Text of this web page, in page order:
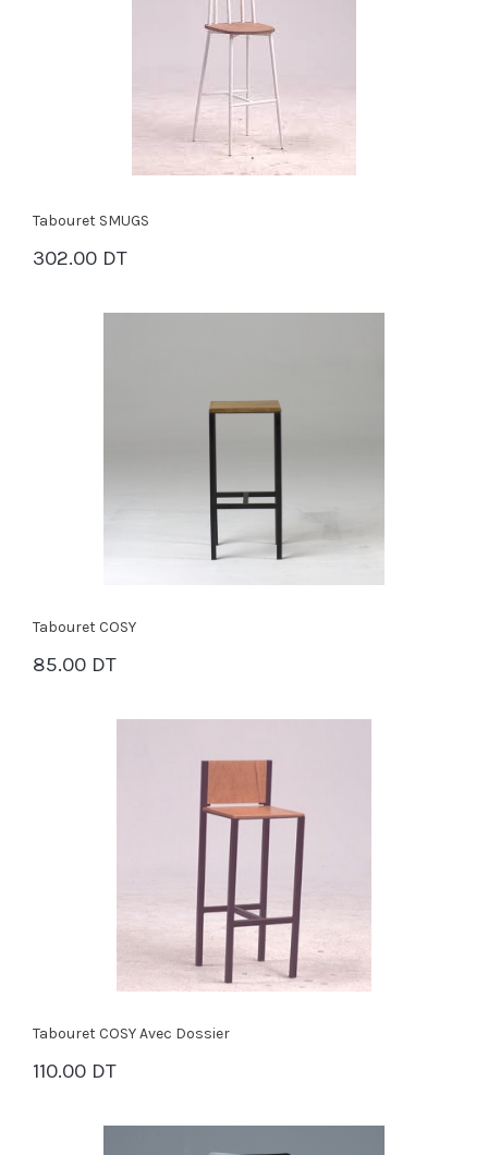
Tabouret SMUGS
302.00 DT
PANIER
Tabouret COSY
85.00 DT
PANIER
Tabouret COSY Avec Dossier
110.00 DT
PANIER